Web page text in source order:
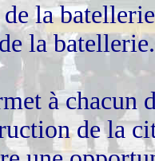
la
la
à chacun
de la